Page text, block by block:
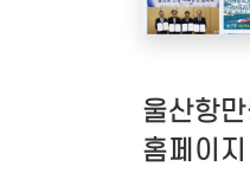
울산항
홈페이지